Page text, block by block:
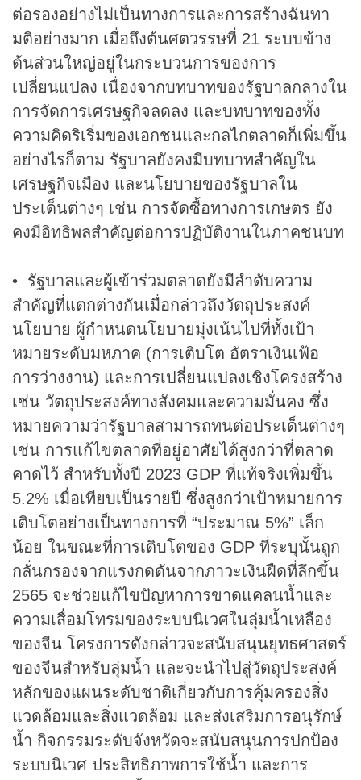
ต่อรองอย่างไม่เป็นทางการและการสร้างฉันทา
มติอย่างมาก เมื่อถึงต้นศตวรรษที่ 21 ระบบข้าง
ต้นส่วนใหญ่อยู่ในกระบวนการของการ
เปลี่ยนแปลง เนื่องจากบทบาทของรัฐบาลกลางใน
การจัดการเศรษฐกิจลดลง และบทบาทของทั้ง
ความคิดริเริ่มของเอกชนและกลไกตลาดก็เพิ่มขึ้น
อย่างไรก็ตาม รัฐบาลยังคงมีบทบาทสำคัญใน
เศรษฐกิจเมือง และนโยบายของรัฐบาลใน
ประเด็นต่างๆ เช่น การจัดซื้อทางการเกษตร ยัง
คงมีอิทธิพลสำคัญต่อการปฏิบัติงานในภาคชนบท
• รัฐบาลและผู้เข้าร่วมตลาดยังมีลำดับความ
สำคัญที่แตกต่างกันเมื่อกล่าวถึงวัตถุประสงค์
นโยบาย ผู้กำหนดนโยบายมุ่งเน้นไปที่ทั้งเป้า
หมายระดับมหภาค (การเติบโต อัตราเงินเฟ้อ
การว่างงาน) และการเปลี่ยนแปลงเชิงโครงสร้าง
เช่น วัตถุประสงค์ทางสังคมและความมั่นคง ซึ่ง
หมายความว่ารัฐบาลสามารถทนต่อประเด็นต่างๆ
เช่น การแก้ไขตลาดที่อยู่อาศัยได้สูงกว่าที่ตลาด
คาดไว้ สำหรับทั้งปี 2023 GDP ที่แท้จริงเพิ่มขึ้น
5.2% เมื่อเทียบเป็นรายปี ซึ่งสูงกว่าเป้าหมายการ
เติบโตอย่างเป็นทางการที่ “ประมาณ 5%” เล็ก
น้อย ในขณะที่การเติบโตของ GDP ที่ระบุนั้นถูก
กลั่นกรองจากแรงกดดันจากภาวะเงินฝืดที่ลึกขึ้น
2565 จะช่วยแก้ไขปัญหาการขาดแคลนน้ำและ
ความเสื่อมโทรมของระบบนิเวศในลุ่มน้ำเหลือง
ของจีน โครงการดังกล่าวจะสนับสนุนยุทธศาสตร์
ของจีนสำหรับลุ่มน้ำ และจะนำไปสู่วัตถุประสงค์
หลักของแผนระดับชาติเกี่ยวกับการคุ้มครองสิ่ง
แวดล้อมและสิ่งแวดล้อม และส่งเสริมการอนุรักษ์
น้ำ กิจกรรมระดับจังหวัดจะสนับสนุนการปกป้อง
ระบบนิเวศ ประสิทธิภาพการใช้น้ำ และการ